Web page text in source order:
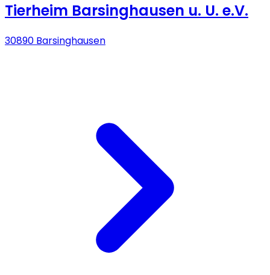
Tierheim Barsinghausen u. U. e.V.
30890 Barsinghausen